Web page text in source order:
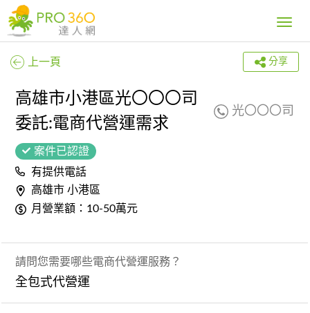
Toggle
上一頁 分享
高雄市小港區光〇〇〇司
委託:電商代營運需求
光〇〇〇司
案件已認證
有提供電話
高雄市 小港區
月營業額：10-50萬元
請問您需要哪些電商代營運服務？
全包式代營運